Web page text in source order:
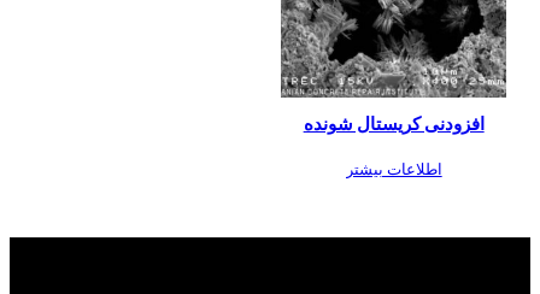
افزودنی کریستال شونده
اطلاعات بیشتر